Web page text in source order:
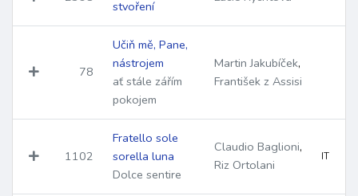
stvoření
78
Učiň mě, Pane,
nástrojem
ať stále zářím
pokojem
Martin Jakubíček,
František z Assisi
1102
Fratello sole
sorella luna
Dolce sentire
Claudio Baglioni,
Riz Ortolani
IT